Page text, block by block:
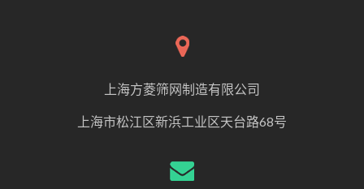
上海方菱筛网制造有限公司
上海市松江区新浜工业区天台路68号